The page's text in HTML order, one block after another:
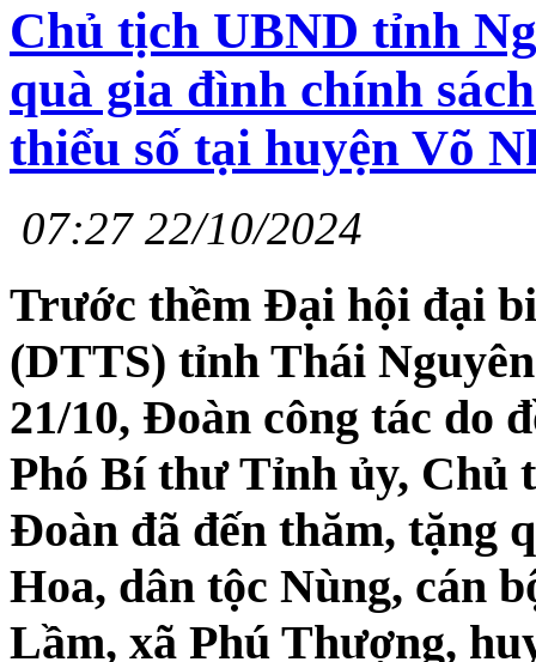
Chủ tịch UBND tỉnh
quà gia đình chính
thiểu số tại huyện Võ
07:27 22/10/2024
Trước thềm Đại hội đại
(DTTS) tỉnh Thái
21/10, Đoàn công tác do
Phó Bí thư Tỉnh ủy, Chủ
Đoàn đã đến thăm, tặng
Hoa, dân tộc Nùng, cán
Lầm, xã Phú Thượng,